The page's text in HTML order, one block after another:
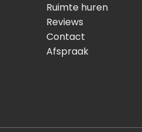
Ruimte huren
Reviews
Contact
Afspraak